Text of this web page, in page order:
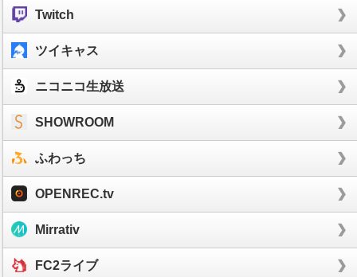
Twitch
ツイキャス
ニコニコ生放送
SHOWROOM
ふわっち
OPENREC.tv
Mirrativ
FC2ライブ